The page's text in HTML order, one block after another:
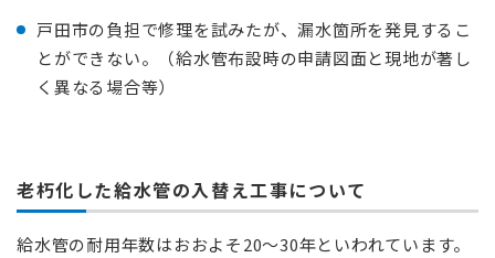
戸田市の負担で修理を試みたが、漏水箇所を発見するこ
とができない。（給水管布設時の申請図面と現地が著し
く異なる場合等）
老朽化した給水管の入替え工事について
給水管の耐用年数はおおよそ20～30年といわれています。